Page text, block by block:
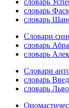
словарь
словарь
словарь
Словари
словарь
словарь
Словари
словарь
словарь